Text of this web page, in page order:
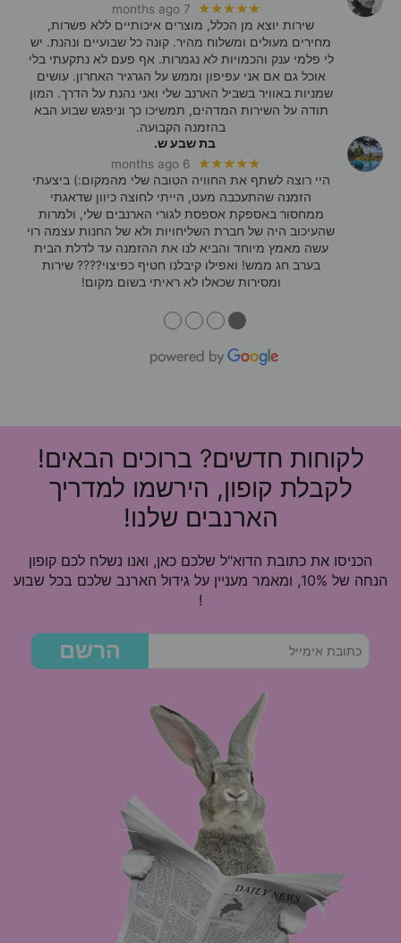
★★★★★
7 months ago
שירות יוצא מן הכלל, מוצרים איכותיים ללא פשרות,
מחירים מעולים ומשלוח מהיר. קונה כל שבועיים ונהנת. יש
לי פלמי ענק והכמויות לא נגמרות. אף פעם לא נתקעתי בלי
אוכל גם אם אני עפיפון וממש על הגרגיר האחרון. עושים
שמניות באוויר בשביל הארנב שלי ואני נהנת על הדרך. המון
תודה על השירות המדהים, תמשיכו כך וניפגש שבוע הבא
בהזמנה הקבועה.
בת שבע ש.
★★★★★
6 months ago
היי רוצה לשתף את החוויה הטובה שלי מהמקום:) ביצעתי
הזמנה שהתעכבה מעט, הייתי לחוצה כיוון שדאגתי
ממחסור באספקת אספסת לגורי הארנבים שלי, ולמרות
שהעיכוב היה של חברת השליחויות ולא של החנות עצמה רוי
עשה מאמץ מיוחד והביא לנו את ההזמנה עד לדלת הבית
בערב חג ממש! ואפילו קיבלנו חטיף כפיצוי???? שירות
ומסירות שכאלו לא ראיתי בשום מקום!
●
●
●
●
לקוחות חדשים? ברוכים הבאים!
לקבלת קופון, הירשמו למדריך
הארנבים שלנו!
הכניסו את כתובת הדוא"ל שלכם כאן, ואנו נשלח לכם קופון
הנחה של 10%, ומאמר מעניין על גידול הארנב שלכם בכל שבוע
!
הרשם